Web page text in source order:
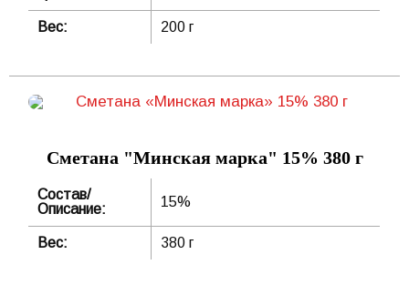
Вес: 200 г
Сметана "Минская марка" 15% 380 г
Состав/
Описание:
15%
Вес: 380 г